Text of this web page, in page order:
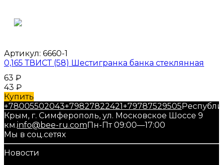
Артикул: 6660-1
0,165 ТВИСТ (58) Шестигранка банка стеклянная
63 ₽
43 ₽
Купить
+78005502043+79827822421+79787529505
Крым, г. Симферополь, ул. Московское Шоссе 9
км.info@bee-ru.comПн-Пт 09:00—17:00
Мы в соц.сетях
Новости